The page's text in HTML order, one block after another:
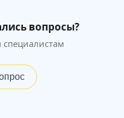
вопросы?